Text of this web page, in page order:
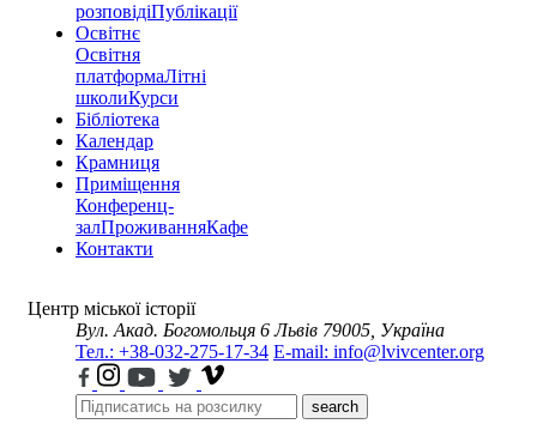
розповідіПублікації
Освітнє
Освітня
платформаЛітні
школиКурси
Бібліотека
Календар
Крамниця
Приміщення
Конференц-
залПроживанняКафе
Контакти
Центр міської історії
Вул. Акад. Богомольця 6 Львів 79005, Україна
Тел.: +38-032-275-17-34 E-mail: info@lvivcenter.org
search